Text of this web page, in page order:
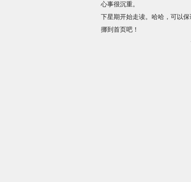
心事很沉重。
下星期开始走读。哈哈，可以
挪到首页吧！